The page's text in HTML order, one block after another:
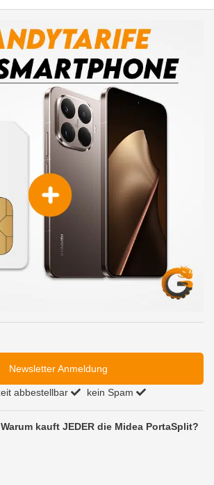
Newsletter Anmeldung
abbestellbar kein Spam
kauft JEDER die Midea PortaSplit?